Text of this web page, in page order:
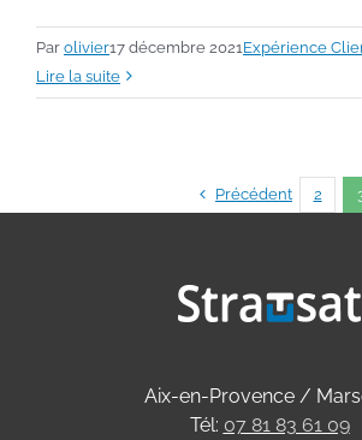
Par olivier17 décembre 2021 Expérience
Lire la suite
Précédent 2
Aix-en-Provence /
Tél: 07 81 83 61 09